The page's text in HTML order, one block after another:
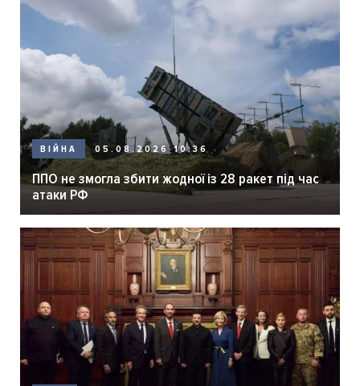
ВІЙНА 05.08.2026 10:36
ППО не змогла збити жодної із 28 ракет під час
атаки РФ